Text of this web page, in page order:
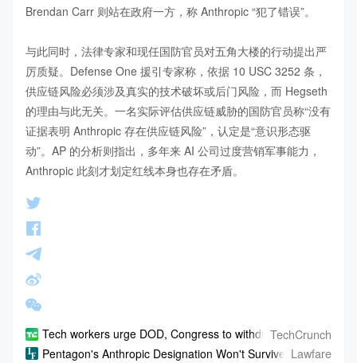
Brendan Carr 则站在政府一方，称 Anthropic “犯了错误”。
与此同时，法律专家和现任国防官员对五角大楼的行动提出严
厉质疑。Defense One 援引专家称，依据 10 USC 3252 条，
供应链风险必须涉及真实的技术破坏或后门风险，而 Hegseth
的理由与此无关。一名实际评估供应链威胁的国防官员称“没有
证据表明 Anthropic 存在供应链风险”，认定是“意识形态驱
动”。AP 的分析则指出，多年来 AI 公司过度营销军事能力，
Anthropic 此刻才划定红线本身也存在矛盾。
Tech workers urge DOD, Congress to withdraw Anthropic
TechCrunch
Pentagon's Anthropic Designation Won't Survive FirstLawfare